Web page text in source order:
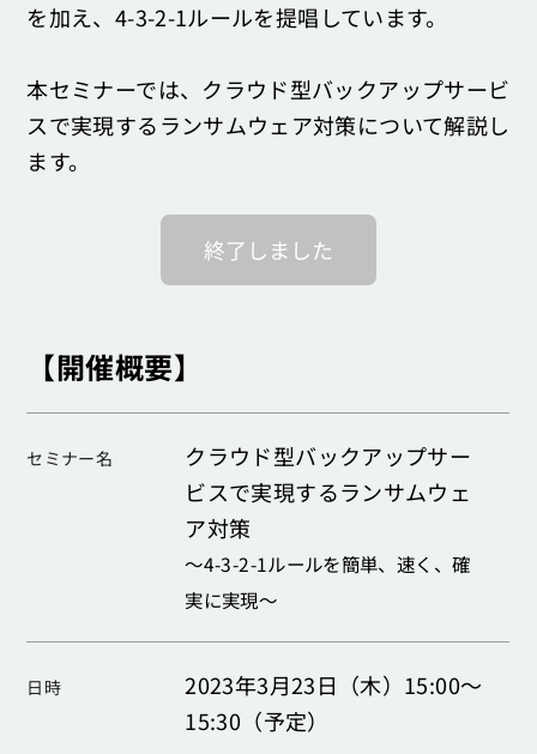
を加え、4-3-2-1ルールを提唱しています。
本セミナーでは、クラウド型バックアップサービ
スで実現するランサムウェア対策について解説し
ます。
終了しました
【開催概要】
セミナー名
クラウド型バックアップサー
ビスで実現するランサムウェ
ア対策
～4-3-2-1ルールを簡単、速く、確
実に実現～
日時
2023年3月23日（木）15:00～
15:30（予定）